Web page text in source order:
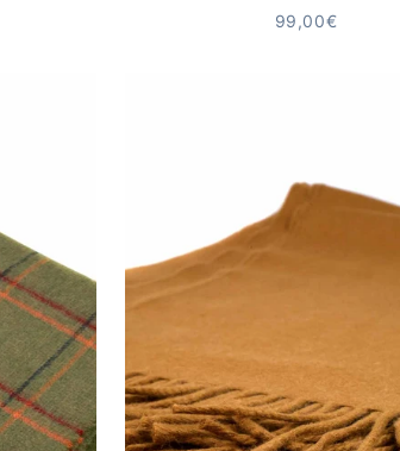
ANGEBOT
99,00€